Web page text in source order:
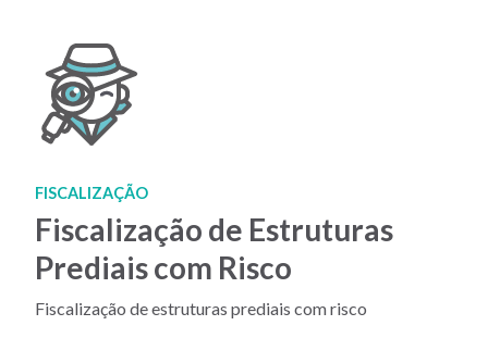
FISCALIZAÇÃO
Fiscalização de Estruturas
Prediais com Risco
Fiscalização de estruturas prediais com risco